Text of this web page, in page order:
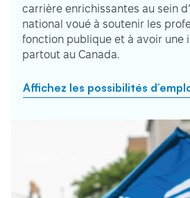
carrière enrichissantes au sein
national voué à soutenir les
fonction publique et à avoir une
partout au Canada.
Affichez les possibilités